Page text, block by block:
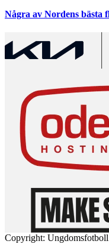
Några av Nordens bästa
Copyright: